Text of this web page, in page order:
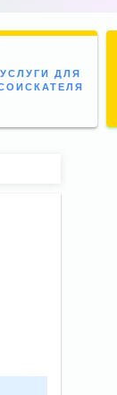
УСЛУГИ ДЛЯ